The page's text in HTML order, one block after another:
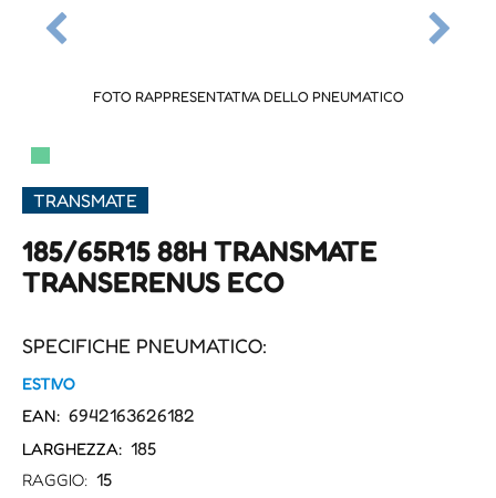
FOTO RAPPRESENTATIVA DELLO PNEUMATICO
▀
TRANSMATE
185/65R15 88H TRANSMATE
TRANSERENUS ECO
SPECIFICHE PNEUMATICO:
ESTIVO
EAN: 6942163626182
LARGHEZZA: 185
RAGGIO: 15